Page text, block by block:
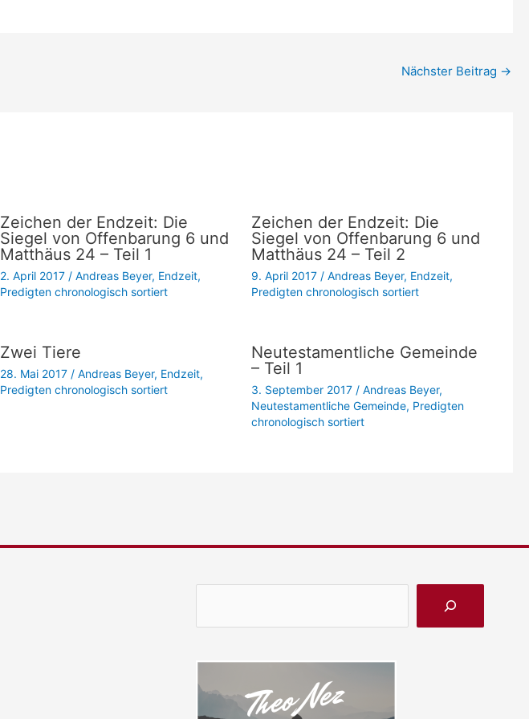
Nächster Beitrag →
Zeichen der Endzeit: Die
Siegel von Offenbarung 6 und
Matthäus 24 – Teil 1
2. April 2017 / Andreas Beyer, Endzeit,
Predigten chronologisch sortiert
Zeichen der Endzeit: Die
Siegel von Offenbarung 6 und
Matthäus 24 – Teil 2
9. April 2017 / Andreas Beyer, Endzeit,
Predigten chronologisch sortiert
Zwei Tiere
28. Mai 2017 / Andreas Beyer, Endzeit,
Predigten chronologisch sortiert
Neutestamentliche Gemeinde
– Teil 1
3. September 2017 / Andreas Beyer,
Neutestamentliche Gemeinde, Predigten
chronologisch sortiert